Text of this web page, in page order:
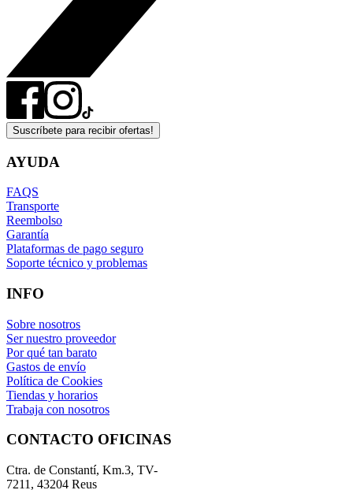
Suscríbete para recibir ofertas!
AYUDA
FAQS
Transporte
Reembolso
Garantía
Plataformas de pago seguro
Soporte técnico y problemas
INFO
Sobre nosotros
Ser nuestro proveedor
Por qué tan barato
Gastos de envío
Política de Cookies
Tiendas y horarios
Trabaja con nosotros
CONTACTO OFICINAS
Ctra. de Constantí, Km.3, TV-
7211, 43204 Reus